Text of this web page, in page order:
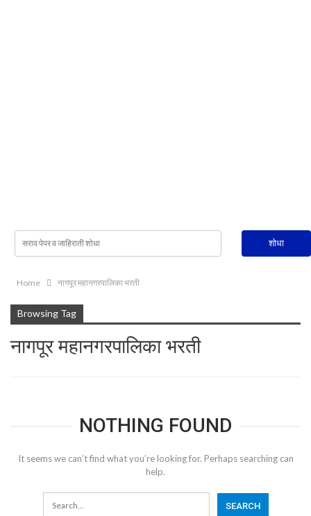
Home नागपूर महानगरपालिका भरती
Browsing Tag
नागपूर महानगरपालिका भरती
NOTHING FOUND
It seems we can’t find what you’re looking for. Perhaps searching can
help.